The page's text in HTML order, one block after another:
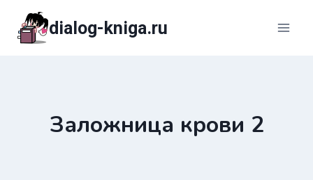
содержимому
dialog-kniga.ru
Заложница крови 2